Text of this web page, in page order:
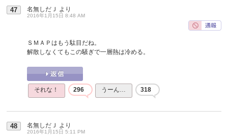
47 名無しだＪ より
2016年1月15日 8:48 AM
ＳＭＡＰはもう駄目だね。
解散しなくてもこの騒ぎで一層熱は冷める。
それな！ 296 うーん… 318
48 名無しだＪ より
2016年1月15日 5:11 PM